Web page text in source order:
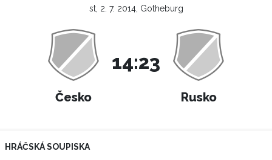
st, 2. 7. 2014, Gotheburg
Česko
14:23
Rusko
HRÁČSKÁ SOUPISKA